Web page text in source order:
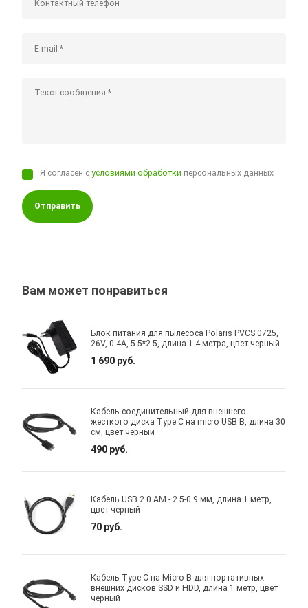
Я согласен сусловиями обработки персональных данных
Отправить
Вам может понравиться
Блок питания для пылесоса Polaris PVCS 0725,
26V, 0.4A, 5.5*2.5, длина 1.4 метра, цвет черный
1 690 руб.
Кабель соединительный для внешнего
жесткого диска Type C на micro USB B, длина 30
см, цвет черный
490 руб.
Кабель USB 2.0 AM - 2.5-0.9 мм, длина 1 метр,
цвет черный
70 руб.
Кабель Type-C на Micro-B для портативных
внешних дисков SSD и HDD, длина 1 метр, цвет
черный